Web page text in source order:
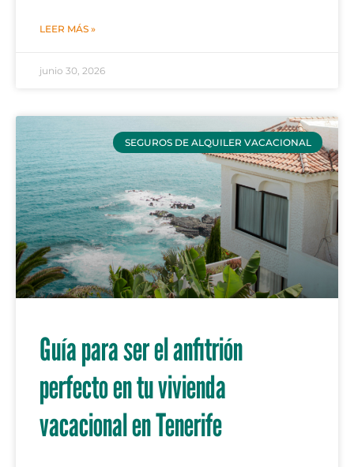
LEER MÁS »
junio 30, 2026
SEGUROS DE ALQUILER VACACIONAL
Guía para ser el anfitrión
perfecto en tu vivienda
vacacional en Tenerife